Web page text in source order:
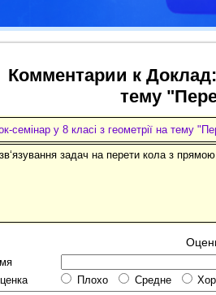
Комментарии к Доклад:
тему
семінар у 8 класі з геометрії на тему
задач на перети кола з прямою.
Плохо Средне